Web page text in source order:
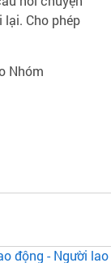
Cho phép
Nhóm
động - Người lao